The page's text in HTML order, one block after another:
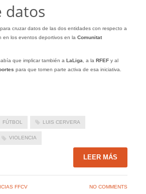
datos
cruzar datos de las dos entidades con respecto a
en los eventos deportivos en la Comunitat
que implicar también a LaLiga , a la RFEFy al
para que tomen parte activa de esa iniciativa.
FÚTBOL LUIS CERVERA
VIOLENCIA
LEER MÁS
FFCV NO COMMENTS